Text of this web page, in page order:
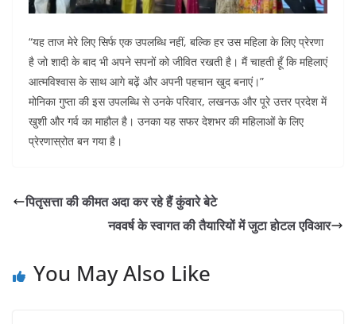
“यह ताज मेरे लिए सिर्फ एक उपलब्धि नहीं, बल्कि हर उस महिला के लिए प्रेरणा
है जो शादी के बाद भी अपने सपनों को जीवित रखती है। मैं चाहती हूँ कि महिलाएं
आत्मविश्वास के साथ आगे बढ़ें और अपनी पहचान खुद बनाएं।”
मोनिका गुप्ता की इस उपलब्धि से उनके परिवार, लखनऊ और पूरे उत्तर प्रदेश में
खुशी और गर्व का माहौल है। उनका यह सफर देशभर की महिलाओं के लिए
प्रेरणास्रोत बन गया है।
पितृसत्ता की कीमत अदा कर रहे हैं कुंवारे बेटे
नववर्ष के स्वागत की तैयारियों में जुटा होटल एविआर
You May Also Like